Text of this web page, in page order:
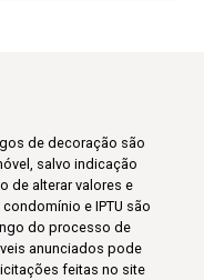
de decoração são
salvo indicação
de alterar valores e
e IPTU são
do processo de
anunciados pode
feitas no site